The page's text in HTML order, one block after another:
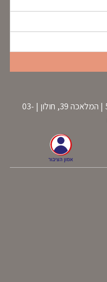
מיי טריפ בע"מ | ח.פ 515315067 | המלאכה 39, חולון | 03-